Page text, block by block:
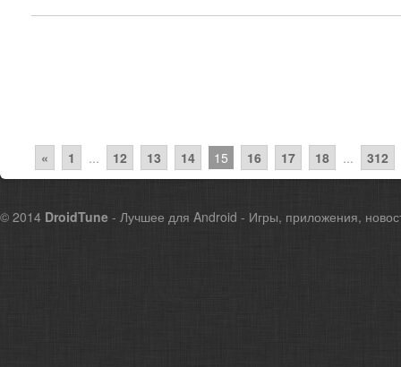
« 1 ... 12 13 14 15 16 17 18 ... 312
© 2014 DroidTune - Лучшее для Android - Игры, приложения,